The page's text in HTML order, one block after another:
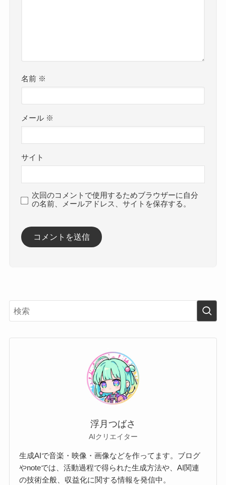
名前 ※
メール ※
サイト
次回のコメントで使用するためブラウザーに自分
の名前、メールアドレス、サイトを保存する。
浮月つばさ
AIクリエイター
生成AIで音楽・映像・画像などを作ってます。ブログ
やnoteでは、活動過程で得られた生成方法や、AI関連
の技術全般、収益化に関する情報を発信中。